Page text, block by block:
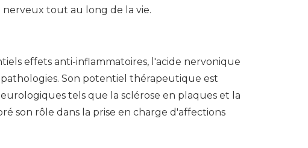
tout au long de la vie.
effets anti-inflammatoires, l'acide nervonique
Son potentiel thérapeutique est
tels que la sclérose en plaques et la
son rôle dans la prise en charge d'affections